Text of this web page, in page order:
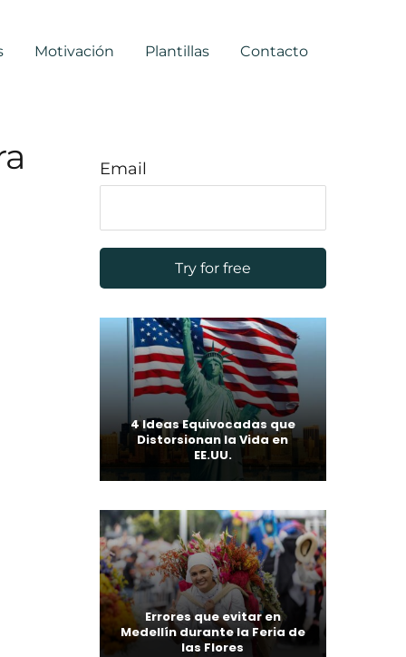
Motivación Plantillas Contacto
Email
4 Ideas Equivocadas que
Distorsionan la Vida en
EE.UU.
Errores que evitar en
Medellín durante la Feria de
las Flores